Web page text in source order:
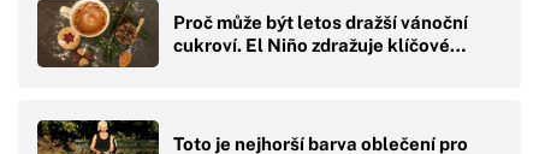
Proč může být letos dražší vánoční
cukroví. El Niño zdražuje klíčové…
Toto je nejhorší barva oblečení pro